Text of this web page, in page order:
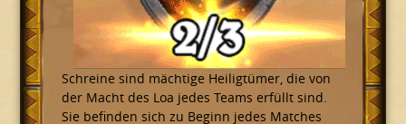
Schreine sind mächtige Heiligtümer, die von
der Macht des Loa jedes Teams erfüllt sind.
Sie befinden sich zu Beginn jedes Matches